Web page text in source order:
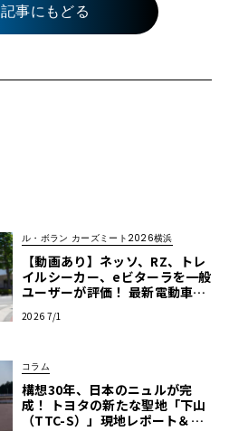
記事にもどる
ル・ボラン カーズミート2026横浜
【動画あり】ネッソ、RZ、トレ
イルシーカー、eビターラを一般
ユーザーが評価！ 最新電動車体
ーズミート2026横浜】
2026 7/1
コラム
構想30年、日本のニュルが完
成！ トヨタの新たな聖地「下山
（TTC-S）」現地レポート＆新